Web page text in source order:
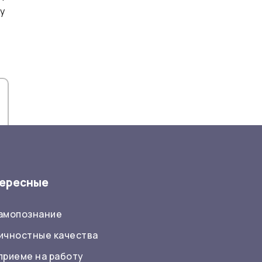
качества
на работу